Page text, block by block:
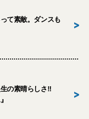
て素敵。ダンスも
>
の素晴らしさ‼︎
>